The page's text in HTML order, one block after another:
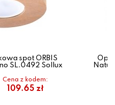
spot ORBIS
SL.0492 Sollux
Cena z kodem:
109.65 zł